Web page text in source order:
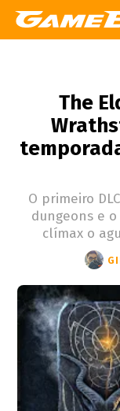
The
O primeiro
dungeons e
clímax o